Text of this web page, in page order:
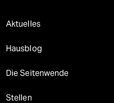
Aktuelles
Hausblog
Die Seitenwende
Stellen